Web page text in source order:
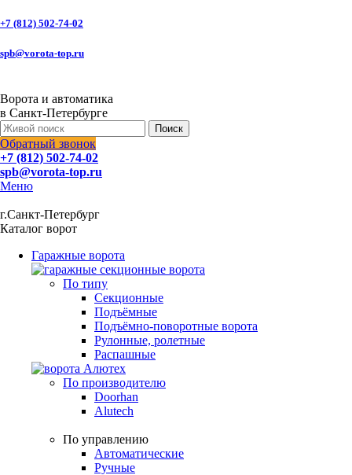
+7 (812) 502-74-02
spb@vorota-top.ru
Ворота и автоматика
в Санкт-Петербурге
Поиск
Обратный звонок
+7 (812) 502-74-02
spb@vorota-top.ru
Меню
г.Санкт-Петербург
Каталог ворот
Гаражные ворота
По типу
Секционные
Подъёмные
Подъёмно-поворотные ворота
Рулонные, ролетные
Распашные
По производителю
Doorhan
Alutech
По управлению
Автоматические
Ручные